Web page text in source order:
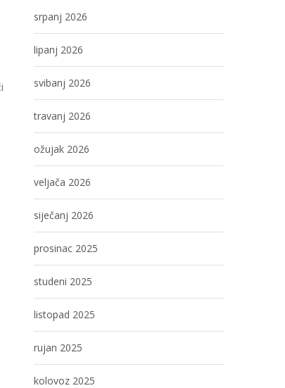
srpanj 2026
lipanj 2026
svibanj 2026
travanj 2026
ožujak 2026
veljača 2026
siječanj 2026
prosinac 2025
studeni 2025
listopad 2025
rujan 2025
kolovoz 2025